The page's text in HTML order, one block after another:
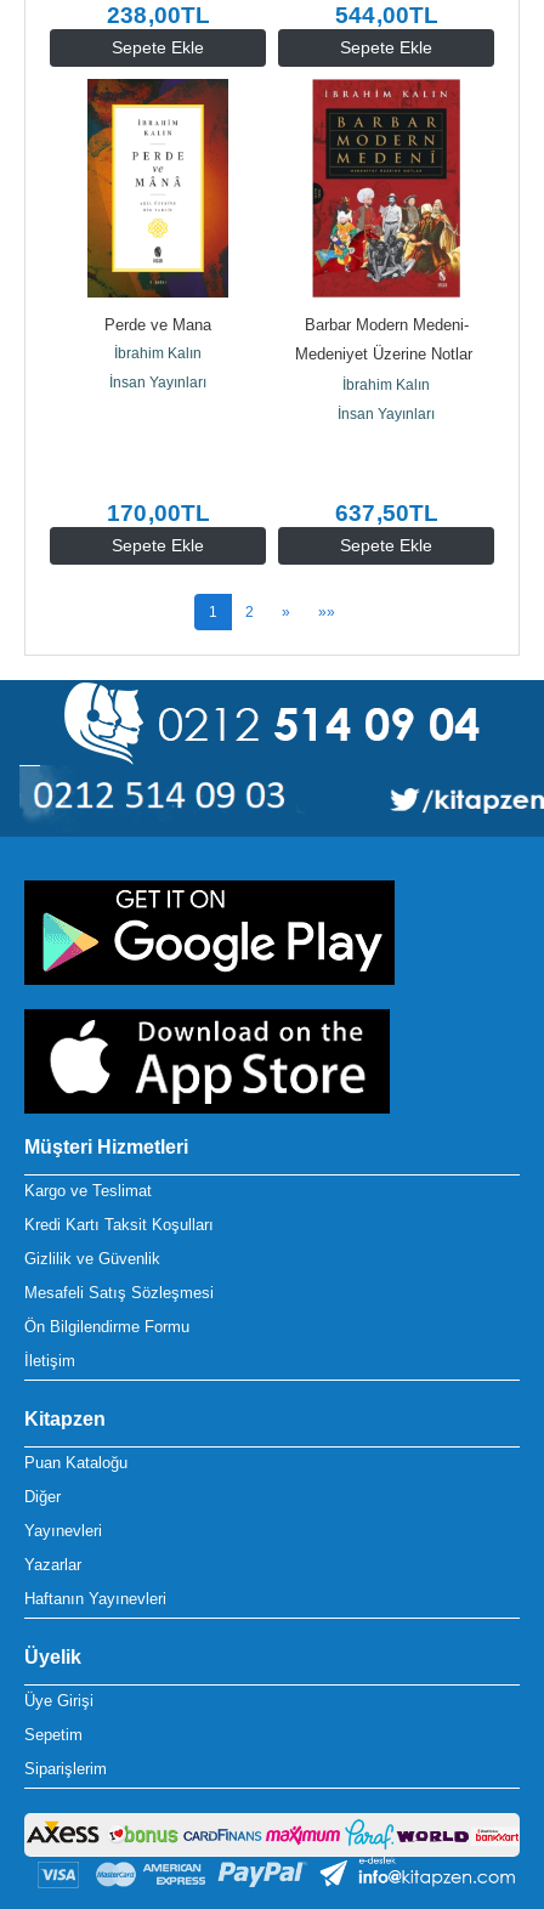
Sepete Ekle
238,00TL
Sepete Ekle
544,00TL
Sepete Ekle
Perde ve Mana
İbrahim Kalın
İnsan Yayınları
170,00TL
Sepete Ekle
Barbar Modern Medeni-
Medeniyet Üzerine Notlar
(Ciltli)
İbrahim Kalın
İnsan Yayınları
637,50TL
1 2 » »»
Müşteri Hizmetleri
Kargo ve Teslimat
Kredi Kartı Taksit Koşulları
Gizlilik ve Güvenlik
Mesafeli Satış Sözleşmesi
Ön Bilgilendirme Formu
İletişim
Kitapzen
Puan Kataloğu
Diğer
Yayınevleri
Yazarlar
Haftanın Yayınevleri
Üyelik
Üye Girişi
Sepetim
Siparişlerim